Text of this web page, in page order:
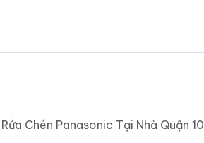
Chén Panasonic Tại Nhà Quận 10